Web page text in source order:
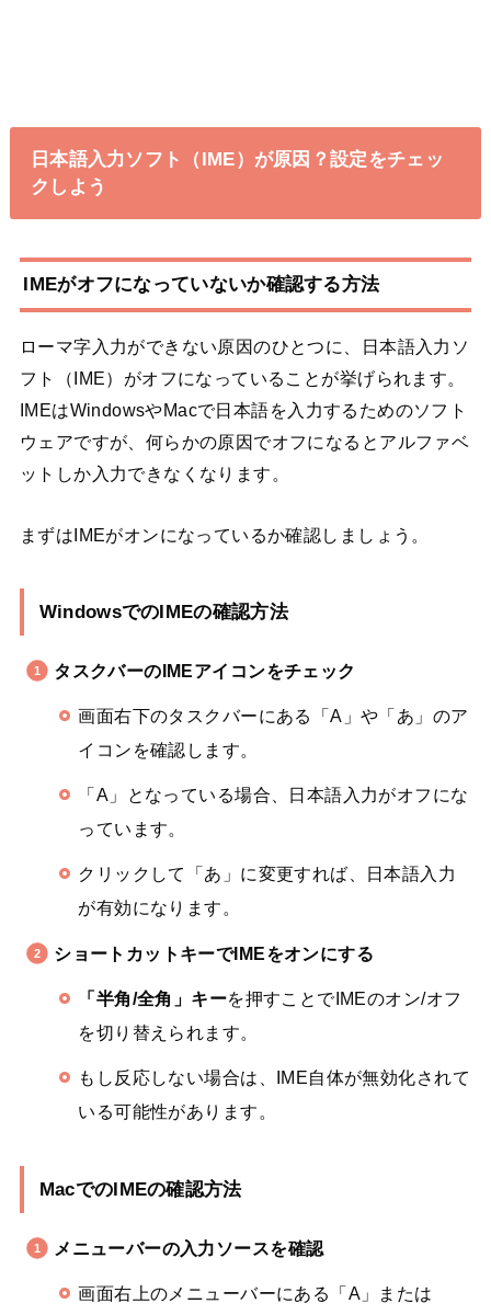
日本語入力ソフト（IME）が原因？設定をチェッ
クしよう
IMEがオフになっていないか確認する方法
ローマ字入力ができない原因のひとつに、
日本語入力ソ
フト（IME）がオフになっていること が挙げられます。
IMEはWindowsやMacで日本語を入力するためのソフト
ウェアですが、何らかの原因でオフになるとアルファベ
ットしか入力できなくなります。
まずはIMEがオンになっているか確認しましょう。
WindowsでのIMEの確認方法
タスクバーのIMEアイコンをチェック
画面右下のタスクバーにある「A」や「あ」のア
イコンを確認します。
「A」となっている場合、日本語入力がオフにな
っています。
クリックして「あ」に変更すれば、日本語入力
が有効になります。
ショートカットキーでIMEをオンにする
「半角/全角」キーを押すことでIMEのオン/オフ
を切り替えられます。
もし反応しない場合は、IME自体が無効化されて
いる可能性があります。
MacでのIMEの確認方法
メニューバーの入力ソースを確認
画面右上のメニューバーにある「A」または